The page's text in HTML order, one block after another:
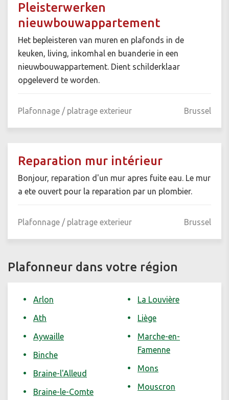
Pleisterwerken
nieuwbouwappartement
Het bepleisteren van muren en plafonds in de
keuken, living, inkomhal en buanderie in een
nieuwbouwappartement. Dient schilderklaar
opgeleverd te worden.
Plafonnage / platrage exterieur Brussel
Reparation mur intérieur
Bonjour, reparation d'un mur apres fuite eau. Le mur
a ete ouvert pour la reparation par un plombier.
Plafonnage / platrage exterieur Brussel
Plafonneur dans votre région
Arlon
Ath
Aywaille
Binche
Braine-l'Alleud
Braine-le-Comte
La Louvière
Liège
Marche-en-
Famenne
Mons
Mouscron